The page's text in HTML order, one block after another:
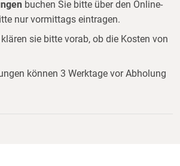
buchen Sie bitte über den Online-
nur vormittags eintragen.
sie bitte vorab, ob die Kosten von
können 3 Werktage vor Abholung